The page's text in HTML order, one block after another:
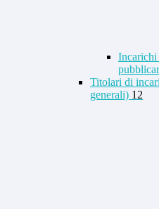
Incarichi
Titolari di
generali) 12